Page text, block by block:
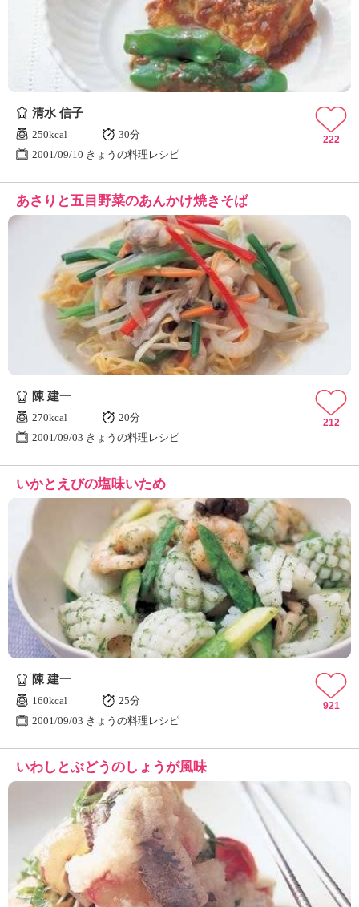
清水 信子
250kcal
30分
2001/09/10 きょうの料理レシピ
222
あさりと五目野菜のあんかけ焼きそば
陳 建一
270kcal
20分
2001/09/03 きょうの料理レシピ
212
いかとえびの塩味いため
陳 建一
160kcal
25分
2001/09/03 きょうの料理レシピ
921
いわしとぶどうのしょうが風味